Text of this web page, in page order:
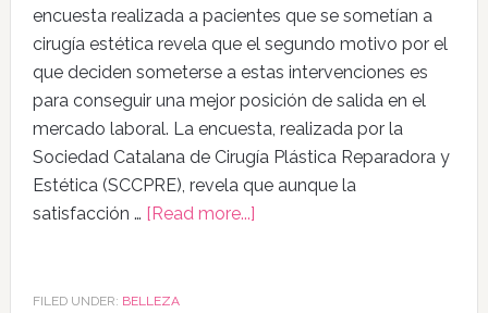
encuesta realizada a pacientes que se sometían a
cirugía estética revela que el segundo motivo por el
que deciden someterse a estas intervenciones es
para conseguir una mejor posición de salida en el
mercado laboral. La encuesta, realizada por la
Sociedad Catalana de Cirugía Plástica Reparadora y
Estética (SCCPRE), revela que aunque la
satisfacción … [Read more...]
FILED UNDER: BELLEZA